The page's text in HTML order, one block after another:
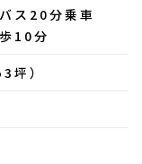
ス20分乗車
10分
坪）